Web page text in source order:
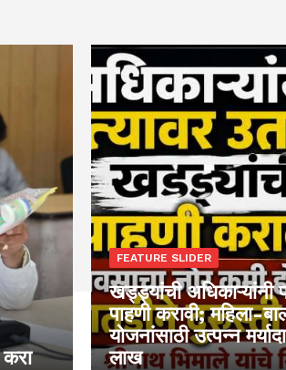
FEATURE SLIDER
खड्ड्यांची अधिकाऱ्यांनी
पाहणी करावी; महिला-
योजनांसाठी उत्पन्न
लाख